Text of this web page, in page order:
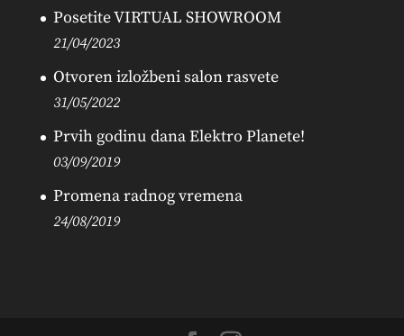
Posetite VIRTUAL SHOWROOM
21/04/2023
Otvoren izložbeni salon rasvete
31/05/2022
Prvih godinu dana Elektro Planete!
03/09/2019
Promena radnog vremena
24/08/2019